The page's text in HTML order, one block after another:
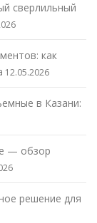
сверлильный
как
12.05.2026
в Казани:
— обзор
решение для